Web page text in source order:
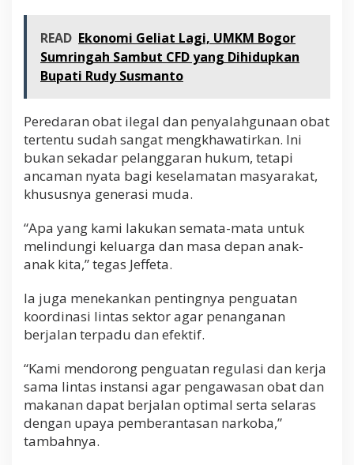
READ Ekonomi Geliat Lagi, UMKM Bogor
Sumringah Sambut CFD yang Dihidupkan
Bupati Rudy Susmanto
Peredaran obat ilegal dan penyalahgunaan obat
tertentu sudah sangat mengkhawatirkan. Ini
bukan sekadar pelanggaran hukum, tetapi
ancaman nyata bagi keselamatan masyarakat,
khususnya generasi muda.
“Apa yang kami lakukan semata-mata untuk
melindungi keluarga dan masa depan anak-
anak kita,” tegas Jeffeta.
Ia juga menekankan pentingnya penguatan
koordinasi lintas sektor agar penanganan
berjalan terpadu dan efektif.
“Kami mendorong penguatan regulasi dan kerja
sama lintas instansi agar pengawasan obat dan
makanan dapat berjalan optimal serta selaras
dengan upaya pemberantasan narkoba,”
tambahnya.